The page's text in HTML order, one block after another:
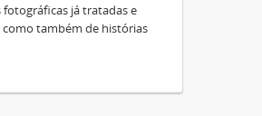
fotográficas já tratadas e
também de histórias